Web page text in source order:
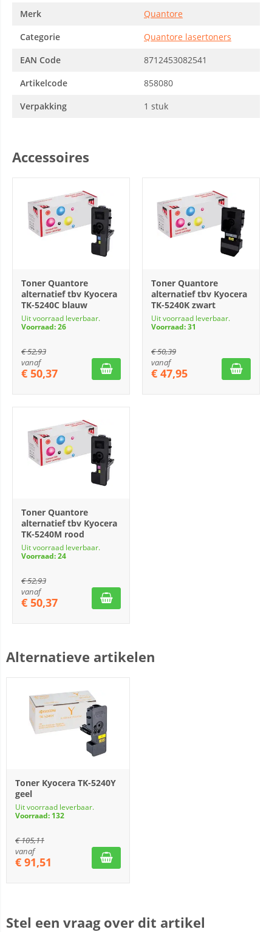
Merk
Quantore
Categorie
Quantore lasertoners
EAN Code
8712453082541
Artikelcode
858080
Verpakking
1 stuk
Accessoires
Toner Quantore
alternatief tbv Kyocera
TK-5240C blauw
Uit voorraad leverbaar.
Voorraad: 26
€52,93
vanaf
€ 50,37
Toner Quantore
alternatief tbv Kyocera
TK-5240K zwart
Uit voorraad leverbaar.
Voorraad: 31
€50,39
vanaf
€ 47,95
Toner Quantore
alternatief tbv Kyocera
TK-5240M rood
Uit voorraad leverbaar.
Voorraad: 24
€52,93
vanaf
€ 50,37
Alternatieve artikelen
Toner Kyocera TK-5240Y
geel
Uit voorraad leverbaar.
Voorraad: 132
€105,11
vanaf
€ 91,51
Stel een vraag over dit artikel